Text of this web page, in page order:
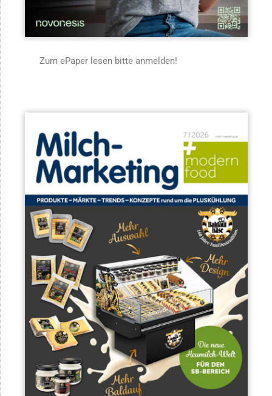
Zum ePaper lesen bitte anmelden!